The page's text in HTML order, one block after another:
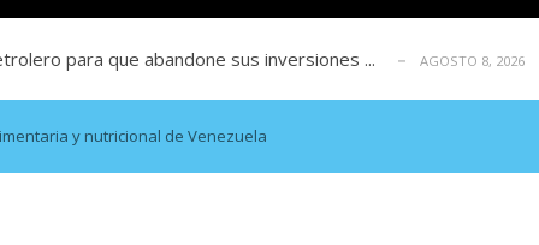
para que abandone sus inversiones ...
espera una oferta formal AGOSTO 8, 2026
Álvarez del Atlético AGOSTO 8, 2026
del astro argentino
del dolor político en Venezuela Ci... AGOSTO 8, 2026
y nutricional de Venezuela